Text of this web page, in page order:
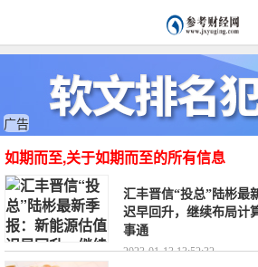
广告
如期而至,关于如期而至的所有信息
汇丰晋信“投总”陆彬最
迟早回升，继续布局计
事通
2023-01-13 13:52:32